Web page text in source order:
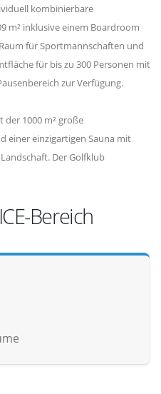
kombinierbare
m² inklusive einem Boardroom
für Sportmannschaften und
für bis zu 300 Personen mit
zur Verfügung.
1000 m² große
einer einzigartigen Sauna mit
Der Golfklub
Bereich